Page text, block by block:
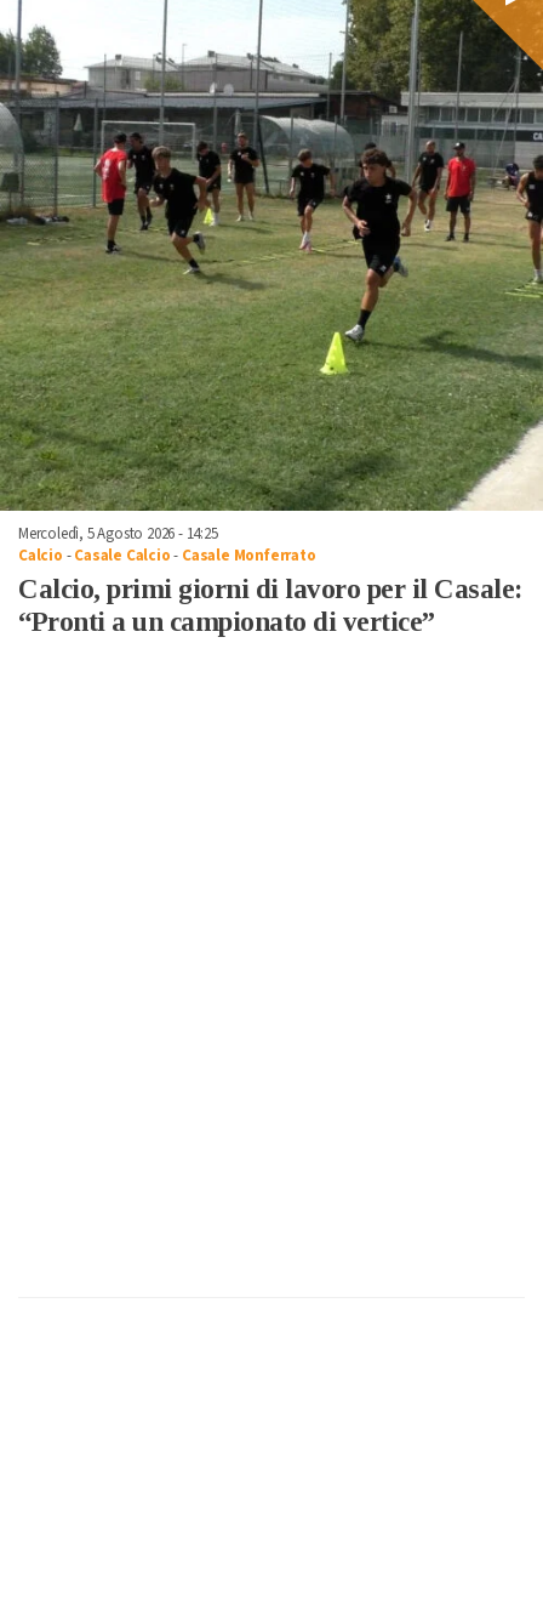
Mercoledì, 5 Agosto 2026 - 14:25
Calcio -Casale Calcio- Casale Monferrato
Calcio, primi giorni di lavoro per il Casale:
“Pronti a un campionato di vertice”